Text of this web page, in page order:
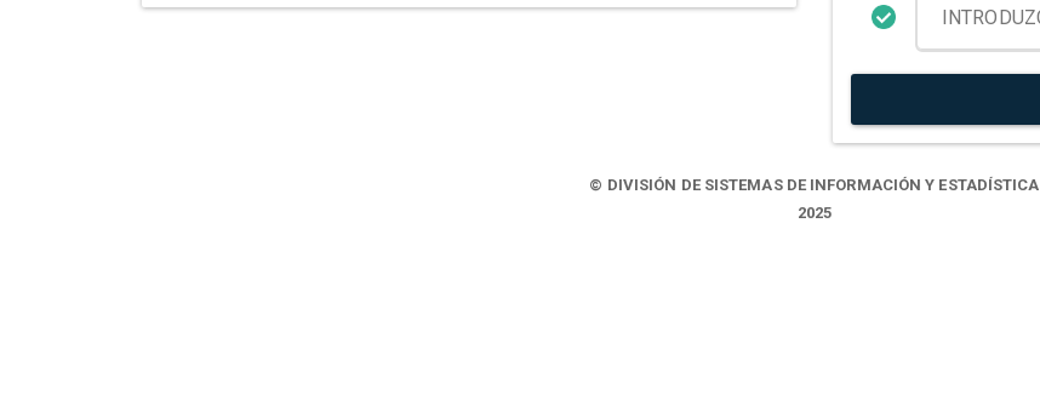
© DIVISIÓN DE SISTEMAS DE INFORMACIÓN Y ESTADÍSTICA
2025